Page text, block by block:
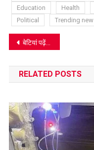
Education
Health
Political
Trending new
Post
navigation
बेटियां पढ़ेंगी तभी आत्मनिर्भर बनेगी तभी आगे बढ़ेंगी: डॉ बबीता चौहान
RELATED POSTS